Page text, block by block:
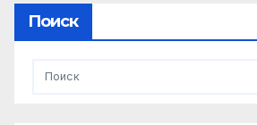
Поиск